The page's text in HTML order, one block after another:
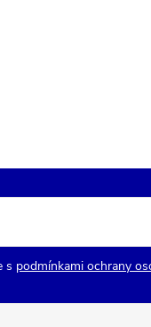
s podmínkami ochrany